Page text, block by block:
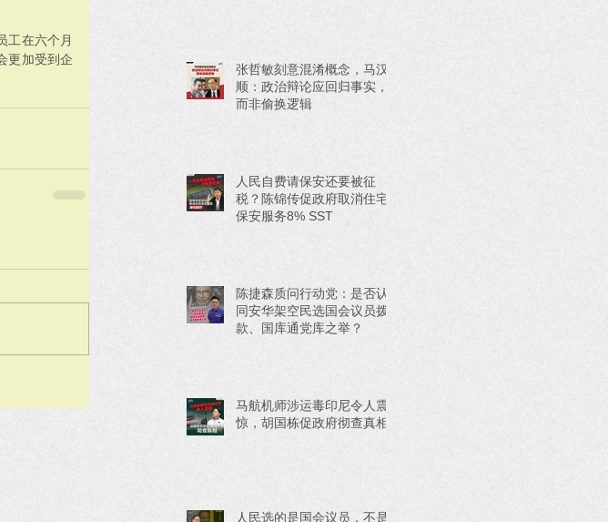
工在六个月
更加受到企
张哲敏刻意混淆概念，马汉
顺：政治辩论应回归事实，
而非偷换逻辑
人民自费请保安还要被征
税？陈锦传促政府取消住宅
保安服务8% SST
陈捷森质问行动党：是否认
同安华架空民选国会议员拨
款、国库通党库之举？
马航机师涉运毒印尼令人震
惊，胡国栋促政府彻查真相
人民选的是国会议员，不是